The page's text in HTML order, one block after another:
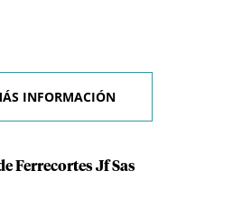
INFORMACIÓN
Ferrecortes Jf Sas